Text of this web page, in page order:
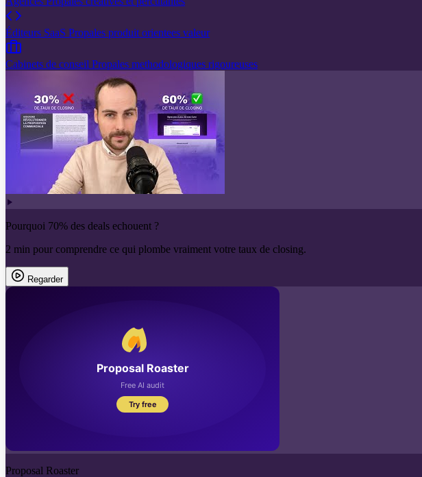
Éditeurs SaaS Propales produit orientees valeur
Cabinets de conseil Propales methodologiques rigoureuses
Pourquoi 70% des deals echouent ?
2 min pour comprendre ce qui plombe vraiment votre taux de closing.
Regarder
Proposal Roaster